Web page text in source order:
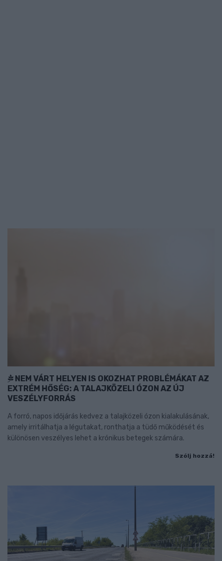
NEM VÁRT HELYEN IS OKOZHAT PROBLÉMÁKAT AZ
EXTRÉM HŐSÉG: A TALAJKÖZELI ÓZON AZ ÚJ
VESZÉLYFORRÁS
A forró, napos időjárás kedvez a talajközeli ózon kialakulásának,
amely irritálhatja a légutakat, ronthatja a tüdő működését és
különösen veszélyes lehet a krónikus betegek számára.
Szólj hozzá!